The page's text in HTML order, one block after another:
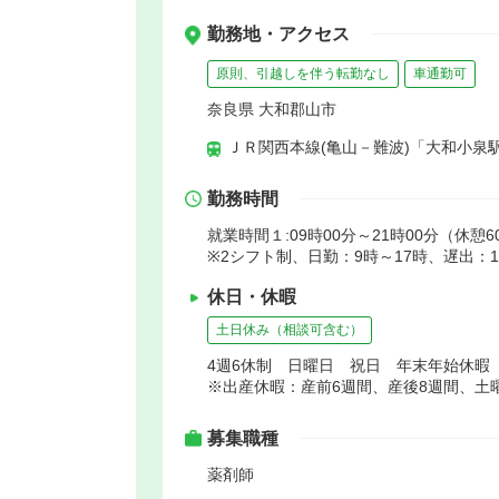
勤務地・アクセス
原則、引越しを伴う転勤なし 車通勤可
奈良県 大和郡山市
ＪＲ関西本線(亀山－難波)「大和小泉
勤務時間
就業時間１:09時00分～21時00分（休憩
※2シフト制、日勤：9時～17時、遅出：
休日・休暇
土日休み（相談可含む）
4週6休制 日曜日 祝日 年末年始休
※出産休暇：産前6週間、産後8週間、土
募集職種
薬剤師